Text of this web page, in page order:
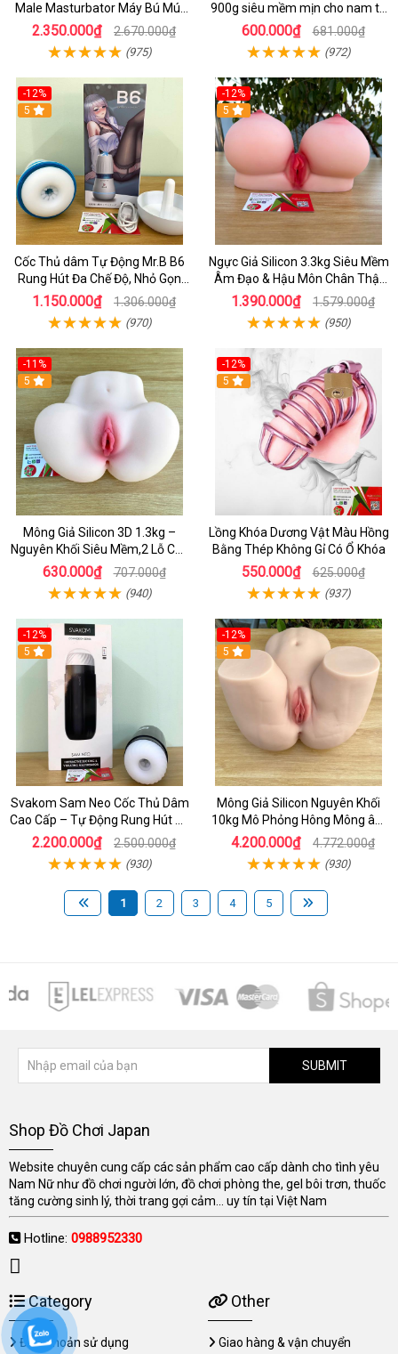
Male Masturbator Máy Bú Mút
Tự Động Siêu Thật
2.350.000₫ 2.670.000₫
(975)
900g siêu mềm mịn cho nam tư
sướng
600.000₫ 681.000₫
(972)
-12%
5
Cốc Thủ dâm Tự Động Mr.B B6
Rung Hút Đa Chế Độ, Nhỏ Gọn
Tiện Dùng
1.150.000₫ 1.306.000₫
(970)
-12%
5
Ngực Giả Silicon 3.3kg Siêu Mềm
Âm Đạo & Hậu Môn Chân Thật
Cho Nam
1.390.000₫ 1.579.000₫
(950)
-11%
5
Mông Giả Silicon 3D 1.3kg –
Nguyên Khối Siêu Mềm,2 Lỗ Cực
Phê Tư Thế Nằm Ngửa
630.000₫ 707.000₫
(940)
-12%
5
Lồng Khóa Dương Vật Màu Hồng
Bằng Thép Không Gỉ Có Ổ Khóa
550.000₫ 625.000₫
(937)
-12%
5
Svakom Sam Neo Cốc Thủ Dâm
Cao Cấp – Tự Động Rung Hút Co
Bóp Thông Minh Kết Nối Ứng
Dụng App
2.200.000₫ 2.500.000₫
(930)
-12%
5
Mông Giả Silicon Nguyên Khối
10kg Mô Phỏng Hông Mông âm
đạo Phụ Nữ Siêu Thật, Có Âm
Đạo & Hậu Môn -
dochoijapan.com
4.200.000₫ 4.772.000₫
(930)
1 2 3 4 5
SUBMIT
Shop Đồ Chơi Japan
Website chuyên cung cấp các sản phẩm cao cấp dành cho tình yêu
Nam Nữ như đồ chơi người lớn, đồ chơi phòng the, gel bôi trơn, thuốc
tăng cường sinh lý, thời trang gợi cảm... uy tín tại Việt Nam
Hotline: 0988952330
Category
Điều khoản sử dụng
Other
Giao hàng & vận chuyển